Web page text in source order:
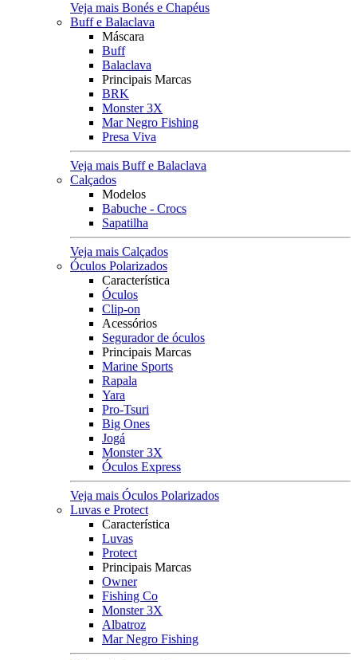
Veja mais Bonés e Chapéus
Buff e Balaclava
Máscara
Buff
Balaclava
Principais Marcas
BRK
Monster 3X
Mar Negro Fishing
Presa Viva
Veja mais Buff e Balaclava
Calçados
Modelos
Babuche - Crocs
Sapatilha
Veja mais Calçados
Óculos Polarizados
Característica
Óculos
Clip-on
Acessórios
Segurador de óculos
Principais Marcas
Marine Sports
Rapala
Yara
Pro-Tsuri
Big Ones
Jogá
Monster 3X
Óculos Express
Veja mais Óculos Polarizados
Luvas e Protect
Característica
Luvas
Protect
Principais Marcas
Owner
Fishing Co
Monster 3X
Albatroz
Mar Negro Fishing